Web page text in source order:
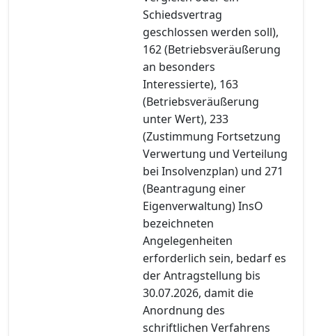
Schiedsvertrag
geschlossen werden soll),
162 (Betriebsveräußerung
an besonders
Interessierte), 163
(Betriebsveräußerung
unter Wert), 233
(Zustimmung Fortsetzung
Verwertung und Verteilung
bei Insolvenzplan) und 271
(Beantragung einer
Eigenverwaltung) InsO
bezeichneten
Angelegenheiten
erforderlich sein, bedarf es
der Antragstellung bis
30.07.2026, damit die
Anordnung des
schriftlichen Verfahrens